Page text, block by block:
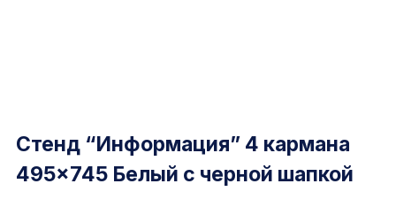
Стенд “Информация” 4 кармана
495×745 Белый с черной шапкой